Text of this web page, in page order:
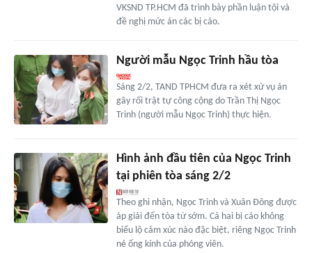
VKSND TP.HCM đã trình bày phần luận tội và
đề nghị mức án các bị cáo.
Người mẫu Ngọc Trinh hầu tòa
Sáng 2/2, TAND TPHCM đưa ra xét xử vụ án
gây rối trật tự công cộng do Trần Thị Ngọc
Trinh (người mẫu Ngọc Trinh) thực hiện.
Hình ảnh đầu tiên của Ngọc Trinh
tại phiên tòa sáng 2/2
Theo ghi nhận, Ngọc Trinh và Xuân Đông được
áp giải đến tòa từ sớm. Cả hai bị cáo không
biểu lộ cảm xúc nào đặc biệt, riêng Ngọc Trinh
né ống kính của phóng viên.